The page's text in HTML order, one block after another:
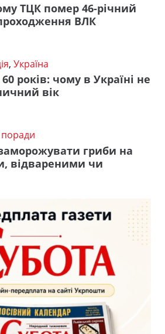
ТЦК помер 46-річний
ВЛК
, Україна
років: чому в Україні не
вік
поради
гриби на
відвареними чи